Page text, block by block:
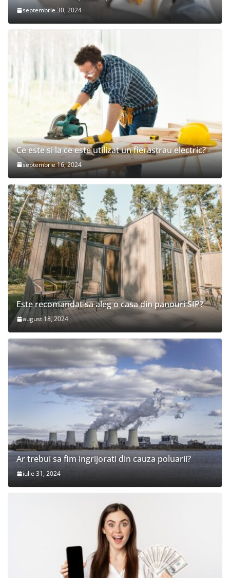
septembrie 30, 2024
Ce este si la ce este utilizat un fierastrau electric?
septembrie 16, 2024
Este recomandat sa aleg o casa din panouri SIP?
august 18, 2024
Ar trebui sa fim ingrijorati din cauza poluarii?
iulie 31, 2024